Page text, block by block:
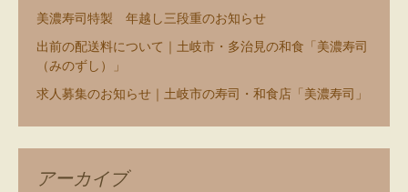
美濃寿司特製 年越し三段重のお知らせ
出前の配送料について｜土岐市・多治見の和食「美濃寿司
（みのずし）」
求人募集のお知らせ｜土岐市の寿司・和食店「美濃寿司」
アーカイブ